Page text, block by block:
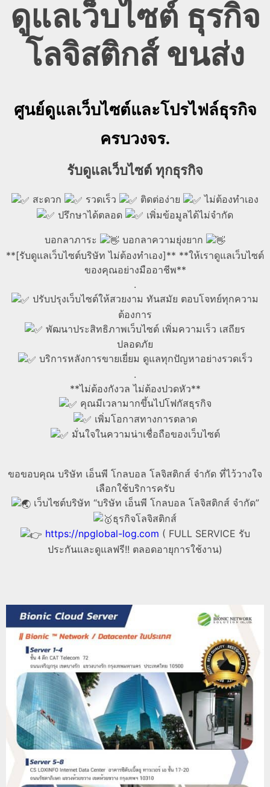
ดูแลเว็บไซต์ ธุรกิจ
โลจิสติกส์ ขนส่ง
ศูนย์ดูแลเว็บไซต์และโปรไฟล์ธุรกิจ
ครบวงจร.
รับดูแลเว็บไซต์ ทุกธุรกิจ
สะดวก รวดเร็ว ติดต่อง่าย
ไม่ต้องทำเอง
ปรึกษาได้ตลอด
เพิ่มข้อมูลได้ไม่จำกัด
บอกลาภาระ
บอกลาความยุ่งยาก
**[รับดูแลเว็บไซต์บริษัท ไม่ต้องทำเอง]** **ให้เราดูแลเว็บไซต์
ของคุณอย่างมืออาชีพ**
.
ปรับปรุงเว็บไซต์ให้สวยงาม ทันสมัย ตอบโจทย์ทุกความ
ต้องการ
พัฒนาประสิทธิภาพเว็บไซต์ เพิ่มความเร็ว เสถียร
ปลอดภัย
บริการหลังการขายเยี่ยม ดูแลทุกปัญหาอย่างรวดเร็ว
.
**ไม่ต้องกังวล ไม่ต้องปวดหัว**
คุณมีเวลามากขึ้นไปโฟกัสธุรกิจ
เพิ่มโอกาสทางการตลาด
มั่นใจในความน่าเชื่อถือของเว็บไซต์
ขอขอบคุณ บริษัท เอ็นพี โกลบอล โลจิสติกส์ จำกัด ที่ไว้วางใจ
เลือกใช้บริการครับ
เว็บไซต์บริษัท “บริษัท เอ็นพี โกลบอล โลจิสติกส์ จำกัด”
ธุรกิจโลจิสติกส์
https://npglobal-log.com ( FULL SERVICE รับ
ประกันและดูแลฟรี!! ตลอดอายุการใช้งาน)